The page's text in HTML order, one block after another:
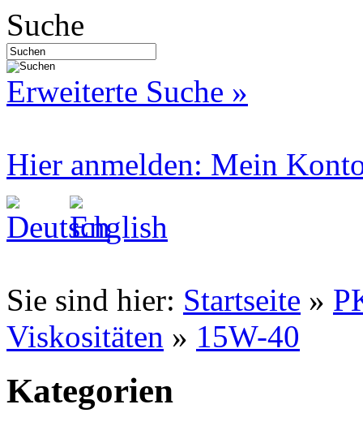
Suche
Erweiterte Suche »
Hier anmelden: Mein
Sie sind hier: Startseite »
Viskositäten » 15W-40
Kategorien